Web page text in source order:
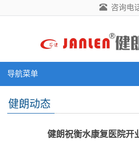
咨询电
导航菜单
健朗动态
健朗祝衡水康复医院开